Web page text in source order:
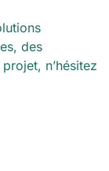
des
n’hésitez